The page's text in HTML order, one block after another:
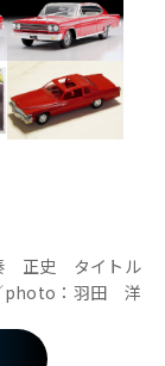
正史 タイトル
photo：羽田 洋